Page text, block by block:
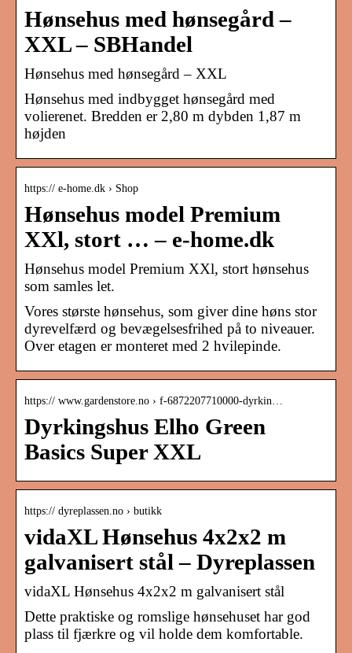
Hønsehus med hønsegård –
XXL – SBHandel
Hønsehus med hønsegård – XXL
Hønsehus med indbygget hønsegård med
volierenet. Bredden er 2,80 m dybden 1,87 m
højden
https:// e-home.dk › Shop
Hønsehus model Premium
XXl, stort … – e-home.dk
Hønsehus model Premium XXl, stort hønsehus
som samles let.
Vores største hønsehus, som giver dine høns stor
dyrevelfærd og bevægelsesfrihed på to niveauer.
Over etagen er monteret med 2 hvilepinde.
https:// www.gardenstore.no › f-6872207710000-dyrkin…
Dyrkingshus Elho Green
Basics Super XXL
https:// dyreplassen.no › butikk
vidaXL Hønsehus 4x2x2 m
galvanisert stål – Dyreplassen
vidaXL Hønsehus 4x2x2 m galvanisert stål
Dette praktiske og romslige hønsehuset har god
plass til fjærkre og vil holde dem komfortable.